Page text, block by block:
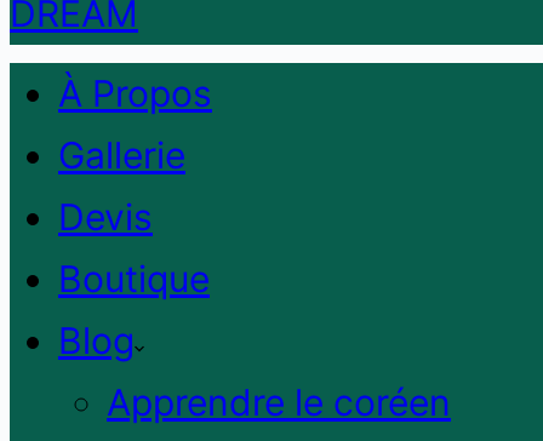
À Propos
Gallerie
Devis
Boutique
Blog
Apprendre le coréen